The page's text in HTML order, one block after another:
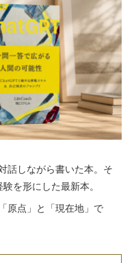
話しながら書いた本。そ
を形にした最新本。
原点」と「現在地」で